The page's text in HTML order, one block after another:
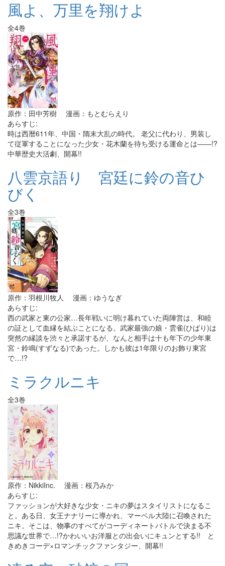
風よ、万里を翔けよ
全4巻
原作：田中芳樹 漫画：もとむらえり
あらすじ:
時は西暦611年、中国・隋末大乱の時代。 老父に代わり、男装し
て従軍することになった少女・花木蘭を待ち受ける運命とは――!?
中華歴史大活劇、開幕!!
八雲京語り 宮廷に鈴の音ひ
びく
全3巻
原作：羽根川牧人 漫画：ゆうなぎ
あらすじ:
西の武家と東の公家…長年戦いに明け暮れていた両陣営は、和睦
の証として血縁を結ぶことになる。武家最強の娘・雲雀(ひばり)は
突然の縁談を渋々と承諾するが、なんと相手は十も年下の少年東
宮・鈴鳴(すずなる)であった。しかも彼は1年限りのお飾り東宮
で…!?
ミラクルニキ
全3巻
原作：NikkiInc. 漫画：桜乃みか
あらすじ:
ファッションが大好きな少女・ニキの夢はスタイリストになるこ
と。ある日、女王ナナリーに導かれ、マーベル大陸に召喚された
ニキ。そこは、物事のすべてがコーディネートバトルで決まる不
思議な世界で…!?かわいいお洋服との出会いにキュンとする!! と
きめきコーデ×ロマンチックファンタジー、開幕!!